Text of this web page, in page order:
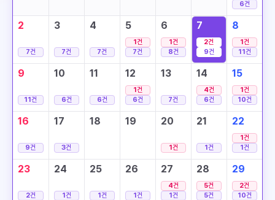
6건
2
7건
3
7건
4
7건
5
1건
7건
6
1건
8건
7
2건
9건
8
1건
11건
9
11건
10
6건
11
6건
12
1건
6건
13
7건
14
4건
6건
15
1건
10건
16
9건
17
3건
18 19 20
1건
21
1건
22
1건
1건
23
2건
24
1건
25
1건
26
1건
27
4건
1건
28
5건
5건
29
2건
10건